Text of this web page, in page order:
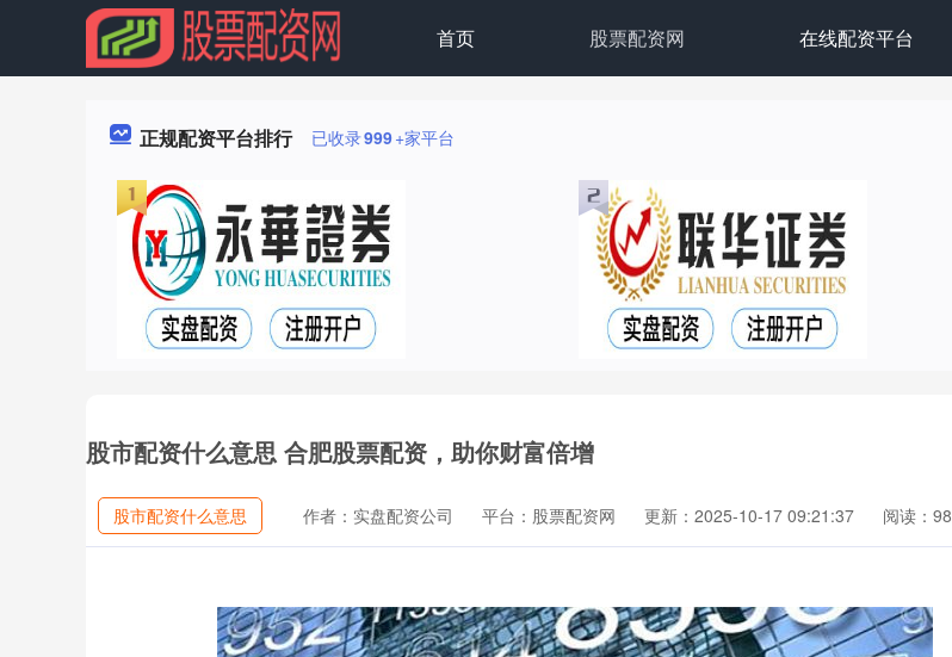
首页 股票配资网 在线配资平台
正规配资平台排行 已收录999+家平台
股市配资什么意思 合肥股票配资，助你财富倍增
股市配资什么意思 作者：实盘配资公司 平台：股票配资网 更新：2025-10-17 09:21:37 阅读：98